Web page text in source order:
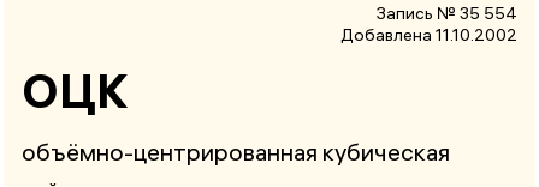
Запись № 35 554
Добавлена 11.10.2002
ОЦК
объёмно-центрированная кубическая